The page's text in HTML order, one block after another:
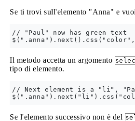
Se ti trovi sull'elemento "Anna" e
// "Paul" now has green text
Il metodo accetta un argomento
tipo di elemento.
// Next element is a "li",
Se l'elemento successivo non è del